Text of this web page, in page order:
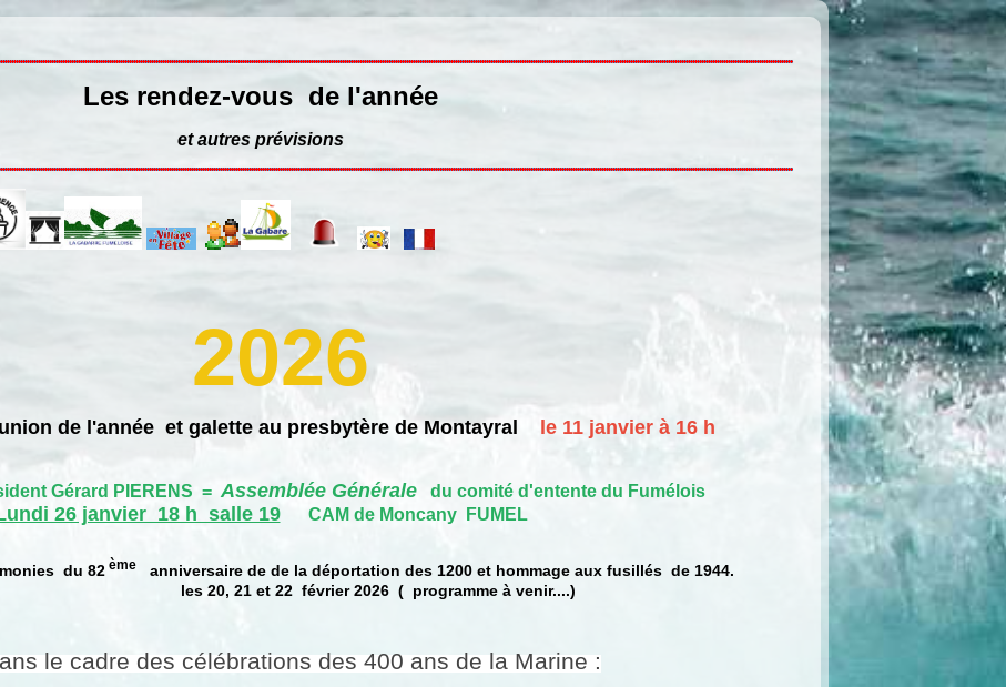
Les rendez-vous de l'année
et autres prévisions
2026
de l'année et galette au presbytère de Montayral le 11 janvier à 16 h
Gérard PIERENS = Assemblée Générale du comité d'entente du Fumélois
26 janvier 18 h salle 19 CAM de Moncany FUMEL
du 82 èmeanniversaire de de la déportation des 1200 et hommage aux fusillés de 1944.
les 20, 21 et 22 février 2026 ( programme à venir....)
le cadre des célébrations des 400 ans de la Marine :